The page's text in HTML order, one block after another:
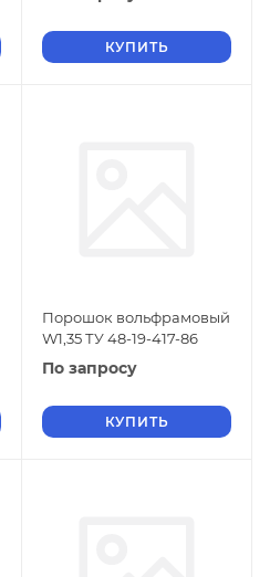
КУПИТЬ
Порошок вольфрамовый
W1,35 ТУ 48-19-417-86
По запросу
КУПИТЬ